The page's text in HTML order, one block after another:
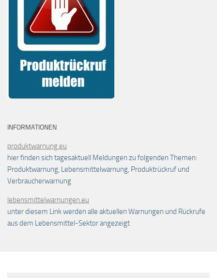
INFORMATIONEN
produktwarnung.eu
hier finden sich tagesaktuell Meldungen zu folgenden Themen:
Produktwarnung, Lebensmittelwarnung, Produktrückruf und
Verbraucherwarnung
lebensmittelwarnungen.eu
unter diesem Link werden alle aktuellen Warnungen und Rückrufe
aus dem Lebensmittel-Sektor angezeigt